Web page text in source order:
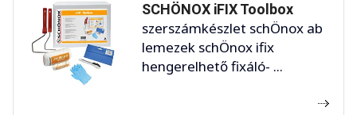
SCHÖNOX iFIX Toolbox
szerszámkészlet schÖnox ab
lemezek schÖnox ifix
hengerelhető fixáló- ...